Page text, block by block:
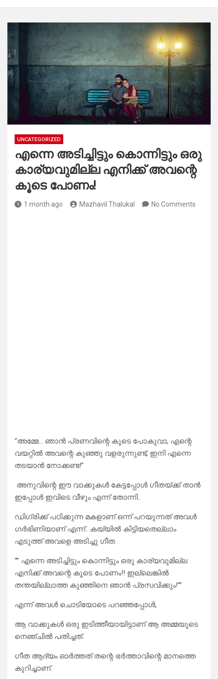
UNCATEGORIZED
എന്നെ അടിച്ചിട്ടും കൊന്നിട്ടും ഒരു
കാര്യവുമില്ല എനിക്ക് അവന്റെ
കൂടെ പോണം!
1 month ago Mazhavil Thalukal No Comments
“അമ്മേ… ഞാൻ പ്രണവിന്റെ കൂടെ പോകുവാ, എന്റെ
വയറ്റിൽ അവന്റെ കുഞ്ഞു വളരുന്നുണ്ട്, ഇനി എന്നെ
തടയാൻ നോക്കണ്ട!”
​ അനുവിന്റെ ഈ വാക്കുകൾ കേട്ടപ്പോൾ ഗീതയ്ക്ക് താൻ
ഇപ്പോൾ ഇവിടെ വീഴും എന്ന് തോന്നി..
ഡിഗ്രിക്ക് പഠിക്കുന്ന മകളാണ് ഒന്ന് പറയുന്നത് അവൾ
ഗർഭിണിയാണ് എന്ന്.. കയ്യിൽ കിട്ടിയതെല്ലാം
എടുത്ത് അവളെ അടിച്ചു ഗീത.
“” എന്നെ അടിച്ചിട്ടും കൊന്നിട്ടും ഒരു കാര്യവുമില്ല
എനിക്ക് അവന്റെ കൂടെ പോണം!! ഇല്ലെങ്കിൽ
തന്തയില്ലാത്ത കുഞ്ഞിനെ ഞാൻ പ്രസവിക്കും!””
എന്ന് അവൾ ചൊടിയോടെ പറഞ്ഞപ്പോൾ,
ആ വാക്കുകൾ ഒരു ഇടിത്തീയായിട്ടാണ് ആ അമ്മയുടെ
നെഞ്ചിൽ പതിച്ചത്..
ഗീത ആദ്യം ഓർത്തത് തന്റെ ഭർത്താവിന്റെ മാനത്തെ
കുറിച്ചാണ്.